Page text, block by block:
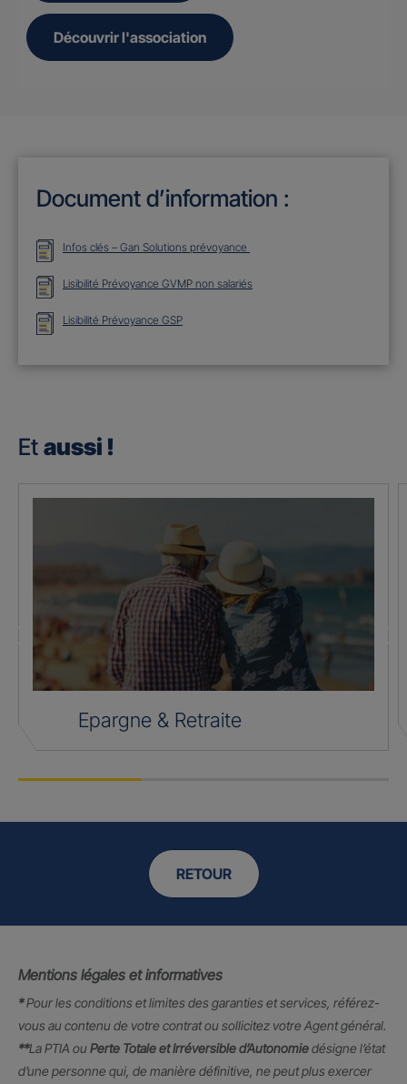
Découvrir l'association
Document d’information :
Infos clés – Gan Solutions prévoyance
Lisibilité Prévoyance GVMP non salariés
Lisibilité Prévoyance GSP
Et aussi !
Epargne & Retraite
RETOUR
Mentions légales et informatives
*Pour les conditions et limites des garanties et services, référez-
vous au contenu de votre contrat ou sollicitez votre Agent général.
**La PTIA ou Perte Totale et Irréversible d’Autonomiedésigne l’état
d’une personne qui, de manière définitive, ne peut plus exercer